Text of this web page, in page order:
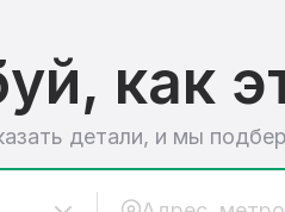
как
детали, и мы